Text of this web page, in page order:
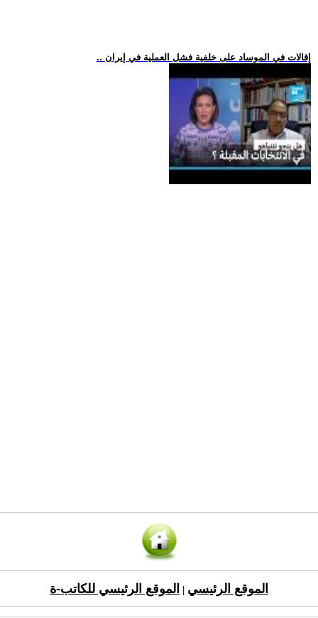
.. إقالات في الموساد على خلفية فشل العملية في إيران
الموقع الرئيسي الموقع الرئيسي للكاتب-ة